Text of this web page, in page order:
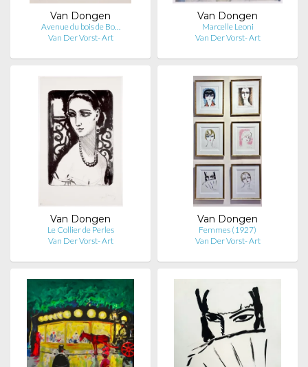
Van Dongen
Avenue du bois de Bo…
Van Der Vorst- Art
Van Dongen
Marcelle Leoni
Van Der Vorst- Art
Van Dongen
Le Collier de Perles
Van Der Vorst- Art
Van Dongen
Femmes (1927)
Van Der Vorst- Art